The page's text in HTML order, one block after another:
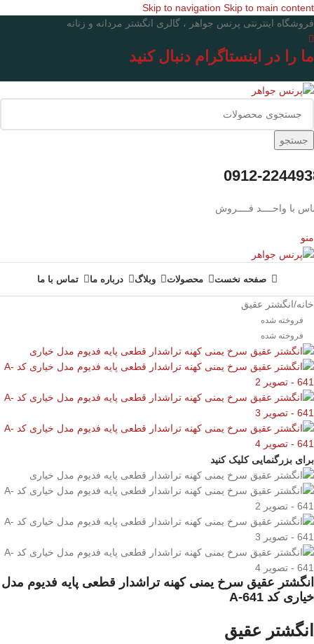
Skip to navigation Skip to main content
فروشگاه اینترنتی پرنس جواهر ، گالری انگشتر مردانه و زنانه
ما را در اینستاگرام دنبال کنید
جستجو
0912-
با واحــــد فــــروش
منو
صفحه نخست محصولات وبلاگ درباره ما تماس با ما
خانه/انگشتر عقیق
فروخته شده
فروخته شده
برای بزرگنمایی کلیک کنید
انگشتر عقیق سرخ یمنی کهنه تراشدار قطعی پایه فدیوم مدل
خیاری کد A-641
انگشتر عقیق